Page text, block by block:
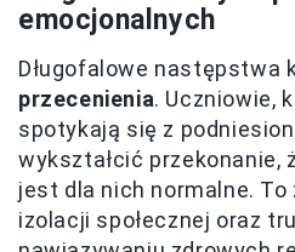
emocjonalnych
Długofalowe następstwa
przecenienia. Uczniowie,
spotykają się z
wykształcić przekonanie,
jest dla nich normalne. To
izolacji społecznej oraz